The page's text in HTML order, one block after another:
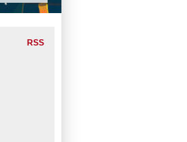
RSS